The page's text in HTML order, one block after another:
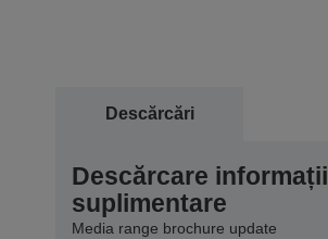
Descărcări
Descărcare informații
suplimentare
Media range brochure update